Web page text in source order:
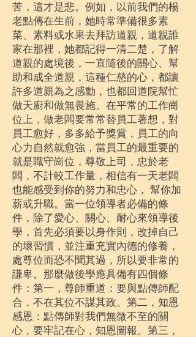
苦，這才是悲。例如，以前我們的楊
老點傳在生前，她時常準備很多素
菜、素料或水果去拜訪道親，道親誰
家在那裡，她都記得一清二楚，了解
道親的處境後，一直隨後的關心、幫
助和成全道親，這種仁慈的心，都讓
許多道親為之感動，也都回道院幫忙
做天廚和做無畏施。在平常的工作崗
位上，做老闆要常常替員工著想，對
員工愈好，多多給予獎賞，員工的向
心力自然就愈強，當員工的最重要的
就是職守崗位，尊敬上司，忠於老
闆，不計較工作量，相信有一天老闆
也能感受到你的努力和忠心， 幫你加
薪或升職。當一位領導者必備的條
件，除了愛心、關心、耐心來領導後
學，首先必須要以身作則，改掉自己
的壞習慣，並注重充實內德的修養，
處尊位而恐不聞其過，所以要非常的
謙卑。那麼做後學應具備有四個條
件：第一，尊師重道：要與點傳師配
合，不在其位不謀其政。第二，知恩
感恩：點傳師對我們無微不至的關
心，要牢記在心，知恩圖報。第三，